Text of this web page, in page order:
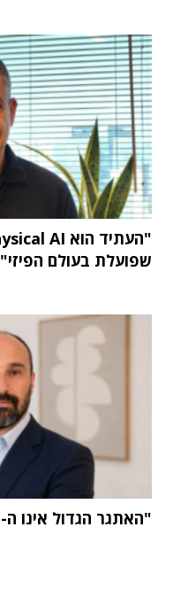
שפועלת בעולם הפיזי"
"האתגר הגדול אינו ה-AI אלא הטמעתה בארגון"